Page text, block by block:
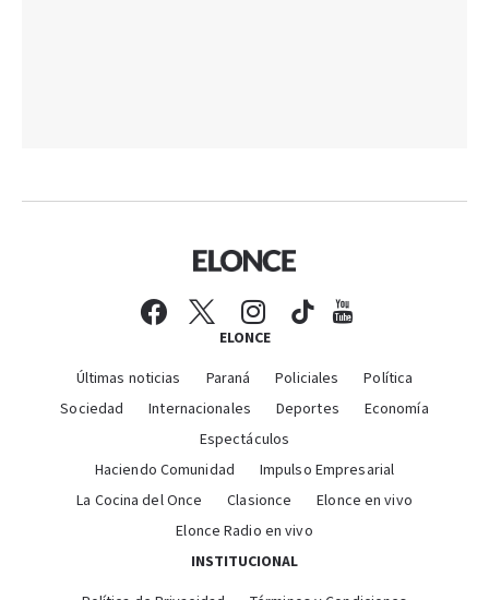
ELONCE
Últimas noticias Paraná Policiales
Política
Sociedad
Internacionales Deportes
Economía
Espectáculos
Haciendo Comunidad
Impulso Empresarial
La Cocina del Once
Clasionce
Elonce en vivo
Elonce Radio en vivo
INSTITUCIONAL